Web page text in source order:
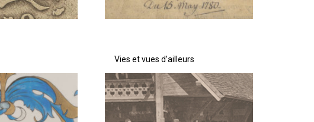
Vies et vues d’ailleurs